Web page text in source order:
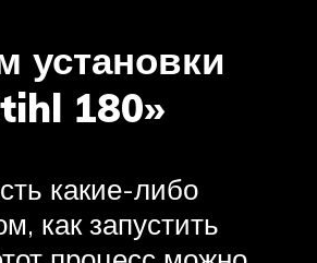
установки
180»
какие-либо
как запустить